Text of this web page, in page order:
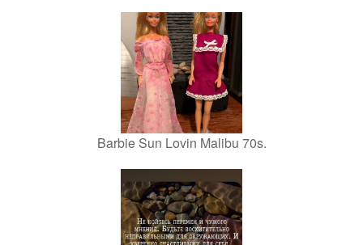
Barbie Sun Lovin Malibu 70s.